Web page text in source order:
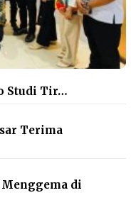
Studi Tir…
Terima
di